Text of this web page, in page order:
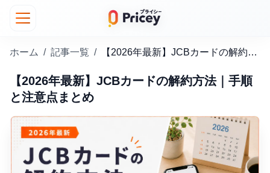
ホーム / 記事一覧 / 【2026年最新】JCBカードの解約方法｜手順と注意点まとめ
【2026年最新】JCBカードの解約方法｜手順
と注意点まとめ